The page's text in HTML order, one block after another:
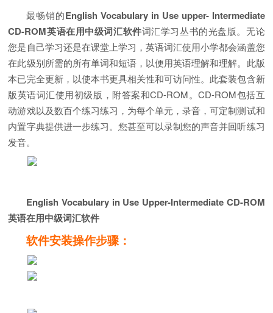
最畅销的English Vocabulary in Use upper- Intermediate
CD-ROM英语在用中级词汇软件词汇学习丛书的光盘版。无论
您是自己学习还是在课堂上学习，英语词汇使用小学都会涵盖您
在此级别所需的所有单词和短语，以便用英语理解和理解。此版
本已完全更新，以使本书更具相关性和可访问性。此套装包含新
版英语词汇使用初级版，附答案和CD-ROM。CD-ROM包括互
动游戏以及数百个练习练习，为每个单元，录音，可定制测试和
内置字典提供进一步练习。您甚至可以录制您的声音并回听练习
发音。
English Vocabulary in Use Upper-Intermediate CD-ROM
英语在用中级词汇软件
软件安装操作步骤：